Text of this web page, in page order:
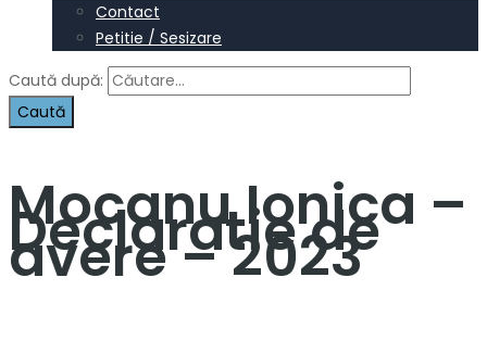
Contact
Petitie / Sesizare
Caută după:
Mocanu Ionica –
Declaratie de
avere – 2023